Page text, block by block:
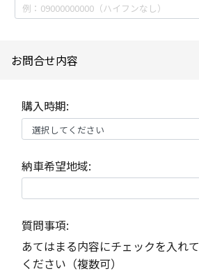
お問合せ内容
購入時期:
納車希望地域:
質問事項:
あてはまる内容にチェックを入れて
ください（複数可）